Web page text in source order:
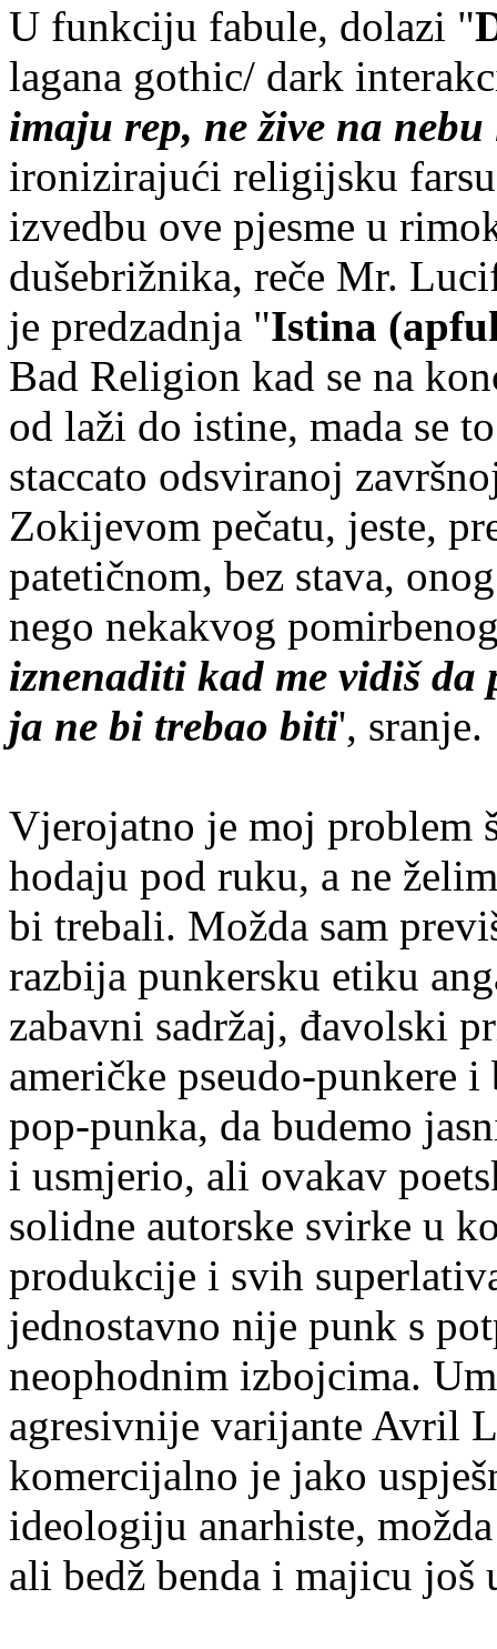
U funkciju fabule, dolazi "
lagana gothic/ dark
imaju rep, ne žive na
ironizirajući religijsku
izvedbu ove pjesme u
dušebrižnika, reče Mr.
je predzadnja "Istina
Bad Religion kad se na
od laži do istine, mada se
staccato odsviranoj
Zokijevom pečatu, jeste,
patetičnom, bez stava,
nego nekakvog
iznenaditi kad me vidiš
ja ne bi trebao biti', sranje.
Vjerojatno je moj problem
hodaju pod ruku, a ne
bi trebali. Možda sam
razbija punkersku etiku
zabavni sadržaj, đavolski
američke pseudo-punkere
pop-punka, da budemo
i usmjerio, ali ovakav
solidne autorske svirke u
produkcije i svih
jednostavno nije punk s
neophodnim izbojcima.
agresivnije varijante Avril
komercijalno je jako
ideologiju anarhiste,
ali bedž benda i majicu